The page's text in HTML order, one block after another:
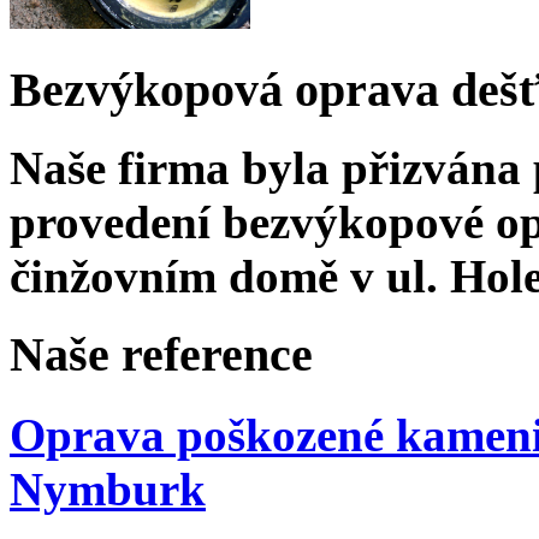
Bezvýkopová oprava
Naše firma byla přizvána
provedení bezvýkopové
činžovním domě v ul.
Naše reference
Oprava poškozené
Nymburk